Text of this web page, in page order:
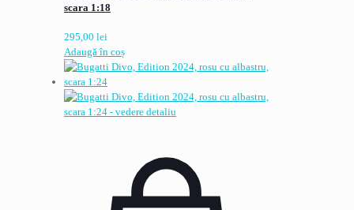
scara 1:18
295,00 lei
Adaugă în coș